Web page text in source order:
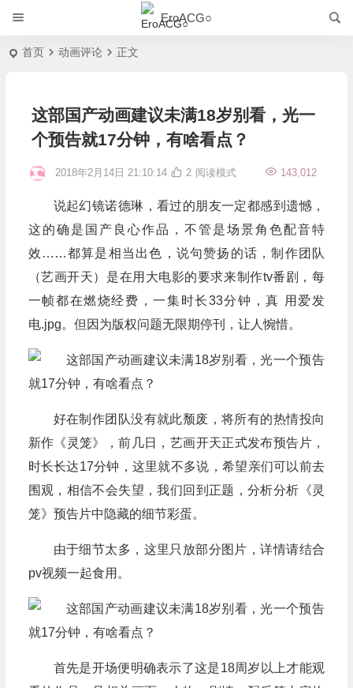
EroACG○
首页 动画评论 正文
这部国产动画建议未满18岁别看，光一
个预告就17分钟，有啥看点？
2018年2月14日 21:10:14 143,012
2 阅读模式
说起幻镜诺德琳，看过的朋友一定都感到遗憾，
这的确是国产良心作品，不管是场景角色配音特
效……都算是相当出色，说句赞扬的话，制作团队
（艺画开天）是在用大电影的要求来制作tv番剧，每
一帧都在燃烧经费，一集时长33分钟，真 用爱发
电.jpg。但因为版权问题无限期停刊，让人惋惜。
好在制作团队没有就此颓废，将所有的热情投向
新作《灵笼》，前几日，艺画开天正式发布预告片，
时长长达17分钟，这里就不多说，希望亲们可以前去
围观，相信不会失望，我们回到正题，分析分析《灵
笼》预告片中隐藏的细节彩蛋。
由于细节太多，这里只放部分图片，详情请结合
pv视频一起食用。
首先是开场便明确表示了这是18周岁以上才能观